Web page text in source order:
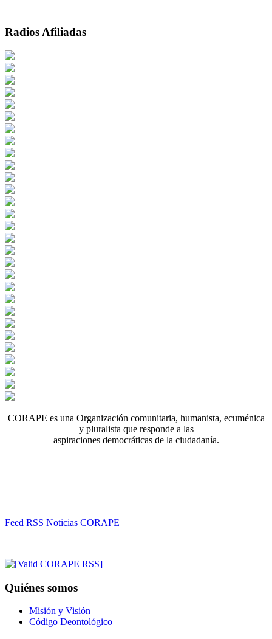
Radios Afiliadas
CORAPE es una Organización comunitaria, humanista, ecuménica
y pluralista que responde a las
aspiraciones democráticas de la ciudadanía.
Feed RSS Noticias CORAPE
Quiénes somos
Misión y Visión
Código Deontológico